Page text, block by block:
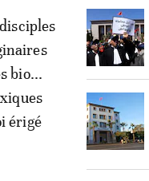
bio...
érigé